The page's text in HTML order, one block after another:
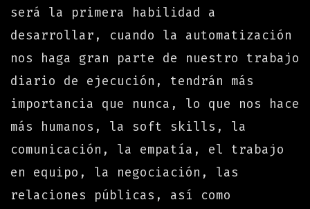
será la primera habilidad a
desarrollar, cuando la automatización
nos haga gran parte de nuestro trabajo
diario de ejecución, tendrán más
importancia que nunca, lo que nos hace
más humanos, la soft skills, la
comunicación, la empatía, el trabajo
en equipo, la negociación, las
relaciones públicas, así como